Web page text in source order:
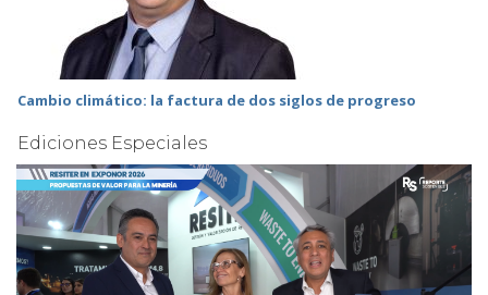
Cambio climático: la factura de dos siglos de progreso
Ediciones Especiales